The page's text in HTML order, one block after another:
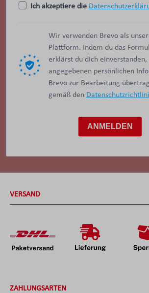
Ich akzeptiere die
Wir verwenden Brevo als
Plattform. Indem du das
erklärst du dich einverstanden,
angegebenen persönlichen
Brevo zur Bearbeitung
gemäß den
ANMELDEN
VERSAND
ZAHLUNGSARTEN